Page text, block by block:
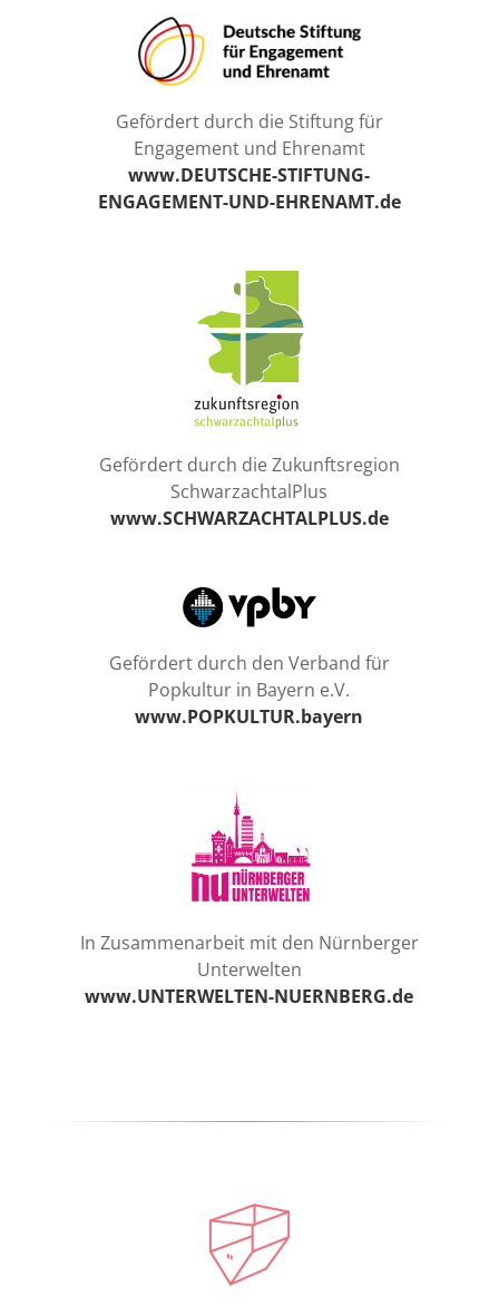
Gefördert durch die Stiftung für
Engagement und Ehrenamt
www.DEUTSCHE-STIFTUNG-
ENGAGEMENT-UND-EHRENAMT.de
Gefördert durch die Zukunftsregion
SchwarzachtalPlus
www.SCHWARZACHTALPLUS.de
Gefördert durch den Verband für
Popkultur in Bayern e.V.
www.POPKULTUR.bayern
In Zusammenarbeit mit den Nürnberger
Unterwelten
www.UNTERWELTEN-NUERNBERG.de